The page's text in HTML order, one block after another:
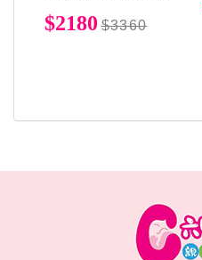
$2180 $3360